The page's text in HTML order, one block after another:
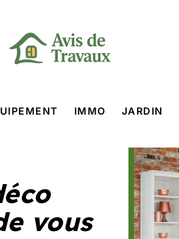
IMMO JARDIN
vous